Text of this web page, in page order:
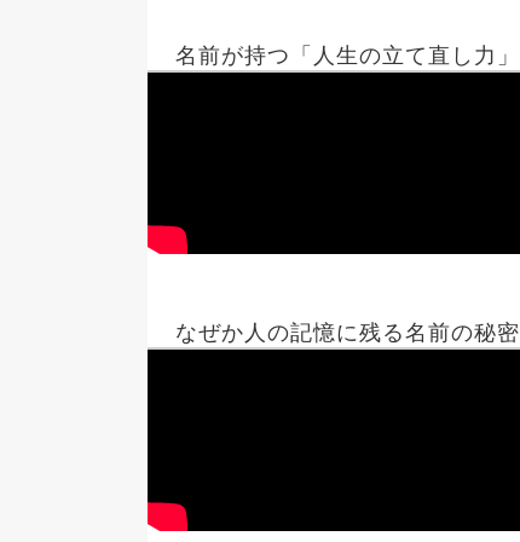
名前が持つ「人生の立て直し力」
なぜか人の記憶に残る名前の秘密